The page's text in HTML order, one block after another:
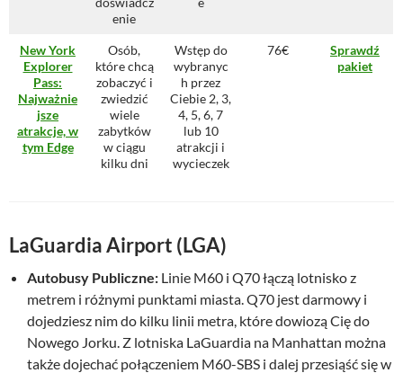
enie
New York
Explorer
Pass:
Najważnie
jsze
atrakcje, w
tym Edge
Osób,
które chcą
zobaczyć i
zwiedzić
wiele
zabytków
w ciągu
kilku dni
Wstęp do
wybranyc
h przez
Ciebie 2, 3,
4, 5, 6, 7
lub 10
atrakcji i
wycieczek
76€
Sprawdź
pakiet
LaGuardia Airport (LGA)
Autobusy Publiczne: Linie M60 i Q70 łączą lotnisko z
metrem i różnymi punktami miasta. Q70 jest darmowy i
dojedziesz nim do kilku linii metra, które dowiozą Cię do
Nowego Jorku. Z lotniska LaGuardia na Manhattan można
także dojechać połączeniem M60-SBS i dalej przesiąść się w